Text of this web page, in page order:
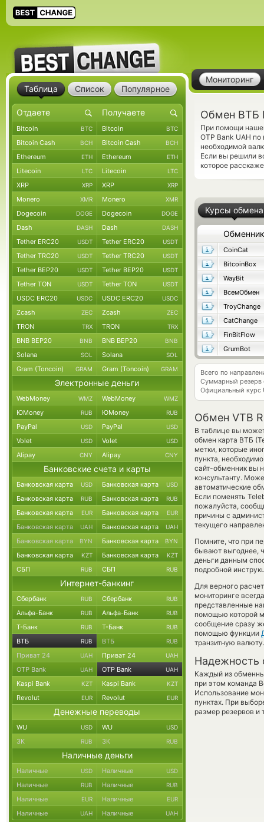
Мониторинг
Обмен ВТБ
При помощи
OTP Bank UAH
необходимой
Если вы решили
которое
Курсы обмена
Обменник
CoinCat
BitcoinBox
WayBit
ВсемОбмен
TroyChange
CatChange
FinBitFlow
GrumBot
Всего по
Суммарный резерв
Официальный курс
Обмен VTB
В таблице вы
обмен карта ВТБ
метки, которые
пункта,
сайт-обменник вы
консультанту.
автоматические
Если поменять
пожалуйста,
причины с
текущего
Помните, что при
бывают выгоднее,
деньги данным
подробной
Для верного
мониторинге
представленные
помощью которой
сообщение сразу
помощью функции
транзитную валюту.
Надежность
Каждый из
при этом команда
Использование
пунктах. При
размер резервов и
Таблица Список Популярное
Bitcoin BTC Bitcoin BTC
Bitcoin Cash BCH Bitcoin Cash BCH
Ethereum ETH Ethereum ETH
Litecoin LTC Litecoin LTC
XRP XRP XRP XRP
Monero XMR Monero XMR
Dogecoin DOGE Dogecoin DOGE
Dash DASH Dash DASH
Tether ERC20 USDT Tether ERC20 USDT
Tether TRC20 USDT Tether TRC20 USDT
Tether BEP20 USDT Tether BEP20 USDT
Tether TON USDT Tether TON USDT
USDC ERC20 USDC USDC ERC20 USDC
Zcash ZEC Zcash ZEC
TRON TRX TRON TRX
BNB BEP20 BNB BNB BEP20 BNB
Solana SOL Solana SOL
Gram (Toncoin) GRAM Gram (Toncoin) GRAM
Электронные деньги
WebMoney WMZ WebMoney WMZ
ЮMoney RUB ЮMoney RUB
PayPal USD PayPal USD
Volet USD Volet USD
Alipay CNY Alipay CNY
Банковские счета и карты
Банковская карта USD Банковская карта USD
Банковская карта RUB Банковская карта RUB
Банковская карта EUR Банковская карта EUR
Банковская карта UAH Банковская карта UAH
Банковская карта BYN Банковская карта BYN
Банковская карта KZT Банковская карта KZT
СБП RUB СБП RUB
Интернет-банкинг
Сбербанк RUB Сбербанк RUB
Альфа-Банк RUB Альфа-Банк RUB
Т-Банк RUB Т-Банк RUB
ВТБ RUB ВТБ RUB
Приват 24 UAH Приват 24 UAH
OTP Bank UAH OTP Bank UAH
Kaspi Bank KZT Kaspi Bank KZT
Revolut EUR Revolut EUR
Денежные переводы
WU USD WU USD
ЗК RUB ЗК RUB
Наличные деньги
Наличные USD Наличные USD
Наличные RUB Наличные RUB
Наличные EUR Наличные EUR
Наличные UAH Наличные UAH